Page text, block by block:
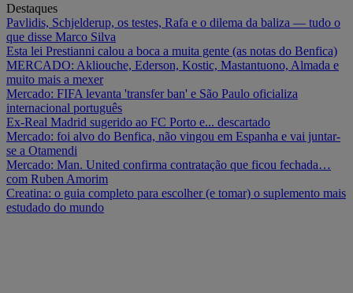
Destaques
Pavlidis, Schjelderup, os testes, Rafa e o dilema da baliza — tudo o
que disse Marco Silva
Esta lei Prestianni calou a boca a muita gente (as notas do Benfica)
MERCADO: Akliouche, Ederson, Kostic, Mastantuono, Almada e
muito mais a mexer
Mercado: FIFA levanta 'transfer ban' e São Paulo oficializa
internacional português
Ex-Real Madrid sugerido ao FC Porto e... descartado
Mercado: foi alvo do Benfica, não vingou em Espanha e vai juntar-
se a Otamendi
Mercado: Man. United confirma contratação que ficou fechada…
com Ruben Amorim
Creatina: o guia completo para escolher (e tomar) o suplemento mais
estudado do mundo